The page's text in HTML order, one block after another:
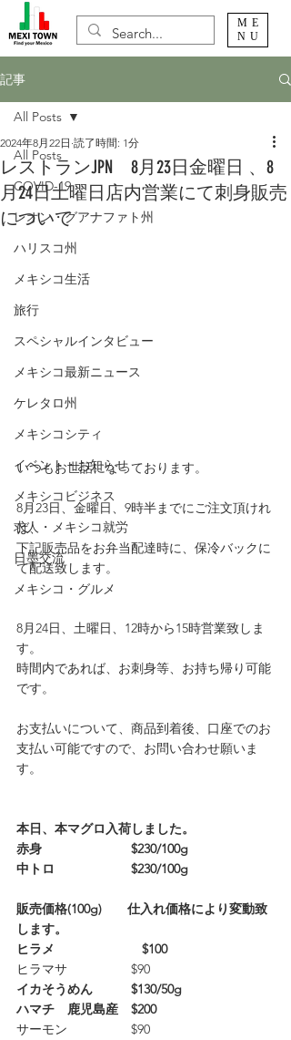
ME
NU
記事
All Posts
COVID-19
レオン・グアナファト州
ハリスコ州
メキシコ生活
旅行
スペシャルインタビュー
メキシコ最新ニュース
ケレタロ州
メキシコシティ
イベント・お知らせ
メキシコビジネス
求人・メキシコ就労
日墨交流
メキシコ・グルメ
All Posts
レストランJPN 8月23日金曜日 、8
月24日土曜日店内営業にて刺身販売
について
2024年8月22日 読了時間: 1分
いつもお世話になっております。
8月23日、金曜日、9時半までにご注文頂けれ
ば、
下記販売品をお弁当配達時に、保冷バックに
て配送致します。
8月24日、土曜日、12時から15時営業致しま
す。
時間内であれば、お刺身等、お持ち帰り可能
です。
お支払いについて、商品到着後、口座でのお
支払い可能ですので、お問い合わせ願いま
す。
本日、本マグロ入荷しました。
赤身　　　　　　　$230/100g
中トロ　　　　　　$230/100g
販売価格(100g)　　仕入れ価格により変動致
します。
ヒラメ　　                 $100
ヒラマサ　　　　　$90
イカそうめん　　　$130/50g
ハマチ　鹿児島産　$200
サーモン　　　　　$90